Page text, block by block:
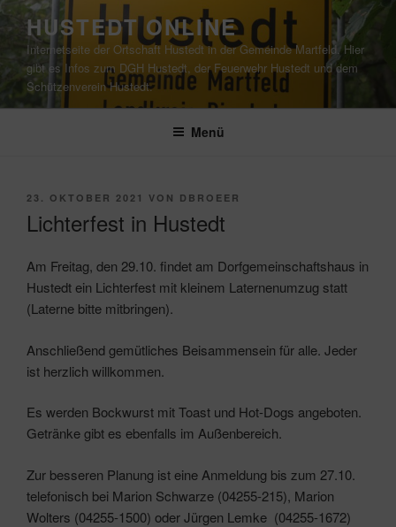
Zum
Inhalt
springen
HUSTEDT ONLINE
Internetseite der Ortschaft Hustedt in der Gemeinde Martfeld. Hier
gibt es Infos zum DGH Hustedt, der Feuerwehr Hustedt und dem
Schützenverein Hustedt.
Menü
VERÖFFENTLICHT
23. OKTOBER 2021 VON DBROEER
Lichterfest in Hustedt
Am Freitag, den 29.10. findet am Dorfgemeinschaftshaus in
Hustedt ein Lichterfest mit kleinem Laternenumzug statt
(Laterne bitte mitbringen).
Anschließend gemütliches Beisammensein für alle. Jeder
ist herzlich willkommen.
Es werden Bockwurst mit Toast und Hot-Dogs angeboten.
Getränke gibt es ebenfalls im Außenbereich.
Zur besseren Planung ist eine Anmeldung bis zum 27.10.
telefonisch bei Marion Schwarze (04255-215), Marion
Wolters (04255-1500) oder Jürgen Lemke (04255-1672)